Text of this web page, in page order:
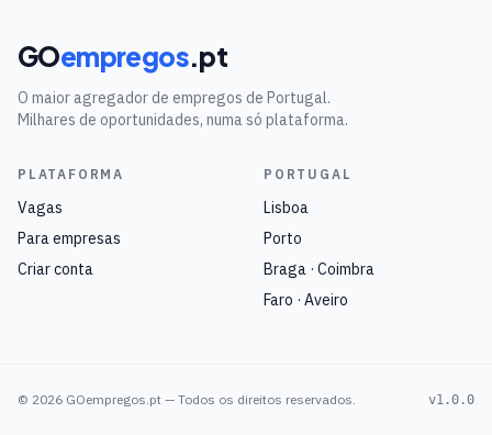
GOempregos.pt
O maior agregador de empregos de Portugal.
Milhares de oportunidades, numa só plataforma.
PLATAFORMA
Vagas
Para empresas
Criar conta
PORTUGAL
Lisboa
Porto
Braga · Coimbra
Faro · Aveiro
© 2026 GOempregos.pt — Todos os direitos reservados. v1.0.0